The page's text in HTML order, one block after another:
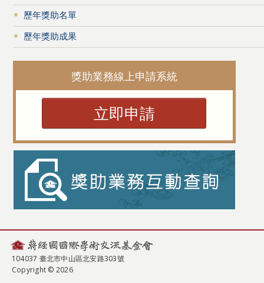
歷年獎助名單
歷年獎助成果
獎助業務線上申請系統
立即申請
104037 臺北市中山區北安路303號
Copyright © 2026